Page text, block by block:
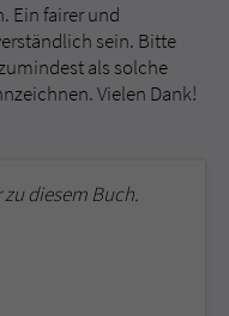
Ein fairer und
sein. Bitte
als solche
Vielen Dank!
diesem Buch.